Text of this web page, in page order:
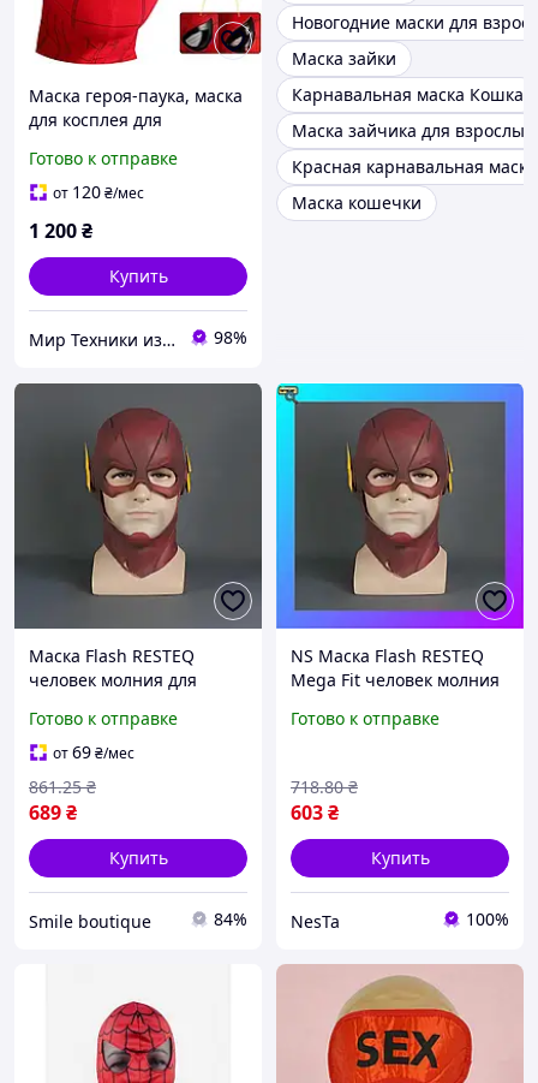
Маска героя-паука, маска
для косплея для
Германия
Готово к отправке
от 120₴/мес
1 200₴
Купить
Мир Техники из Европы 98%
Новогодние маски для
Маска зайки
Карнавальная маска Кошка
Маска зайчика для взрослых
Красная карнавальная маска
Маска кошечки
Маска Flash RESTEQ
человек молния для
Косплей Барри Аллен
5016_RES
Готово к отправке
от69₴/мес
689₴
861.25 ₴
Купить
Smile boutique 84%
NS Маска Flash RESTEQ
Mega Fit человек молния
Косплей Барри Аллен
Готово к отправке
603₴
718.80 ₴
Купить
NesTa 100%